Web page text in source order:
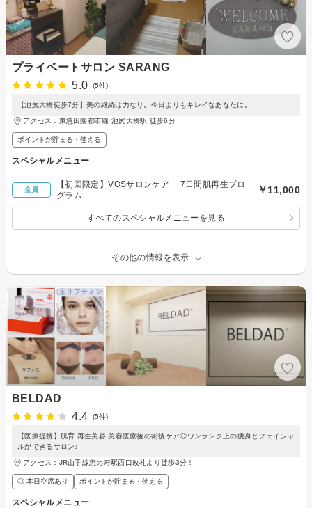
プライベートサロン SARANG
5.0
(5件)
【池尻大橋徒歩7分】美の継続は力なり。今日よりもキレイなあなたに。
アクセス：東急田園都市線 池尻大橋駅 徒歩6分
ポイントが貯まる・使える
スペシャルメニュー
全員
【初回限定】VOSサロンケア 7日間肌再生プロ
グラム
￥11,000
すべてのスペシャルメニューを見る
その他の情報を表示
BELDAD
4.4
(5件)
【医療提携】肌育 再生美容 美容医療後の術後ケア◎ワンランク上の痩身とフェイシャ
ルができるサロン♪
アクセス：JR山手線恵比寿駅西口改札より徒歩3分！
◎ 本日空席あり ポイントが貯まる・使える
スペシャルメニュー